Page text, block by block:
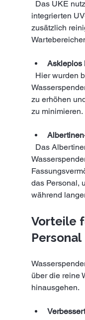
integrierten
zusätzlich
Asklepios
zu erhöhen
zu minimieren.
das Personal,
während
Vorteile
Personal
über die reine
hinausgehen.